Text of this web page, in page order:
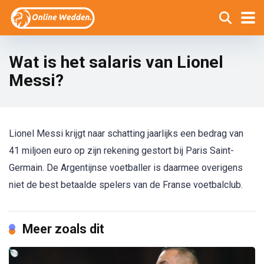
Wat is het salaris van Lionel
Messi?
Lionel Messi krijgt naar schatting jaarlijks een bedrag van
41 miljoen euro op zijn rekening gestort bij Paris Saint-
Germain. De Argentijnse voetballer is daarmee overigens
niet de best betaalde spelers van de Franse voetbalclub.
Meer zoals dit